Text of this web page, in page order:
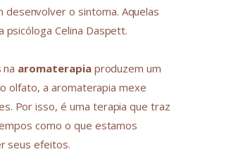
o sintoma. Aquelas
Celina Daspett.
aromaterapiaproduzem um
olfato, a aromaterapia mexe
Por isso, é uma terapia que traz
como o que estamos
seus efeitos.